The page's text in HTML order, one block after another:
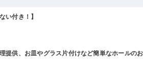
い付き！】
提供、お皿やグラス片付けなど簡単なホールの